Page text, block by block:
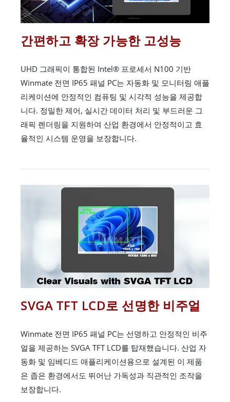
간편하고 확장 가능한 고성능
UHD 그래픽이 통합된 Intel® 프로세서 N100 기반
Winmate 전면 IP65 패널 PC는 자동화 및 모니터링 애플
리케이션에 안정적인 컴퓨팅 및 시각적 성능을 제공합
니다. 정밀한 제어, 실시간 데이터 처리 및 부드러운 그
래픽 렌더링을 지원하여 산업 환경에서 안정적이고 효
율적인 시스템 운영을 보장합니다.
SVGA TFT LCD로 선명한 비주얼
Winmate 전면 IP65 패널 PC는 선명하고 안정적인 비주
얼을 제공하는 SVGA TFT LCD를 탑재했습니다. 산업 자
동화 및 임베디드 애플리케이션용으로 설계된 이 제품
은 좁은 환경에서도 뛰어난 가독성과 직관적인 조작을
보장합니다.